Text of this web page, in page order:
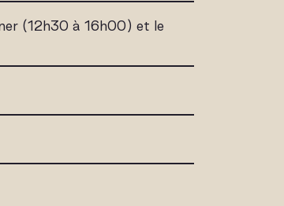
(12h30 à 16h00) et le